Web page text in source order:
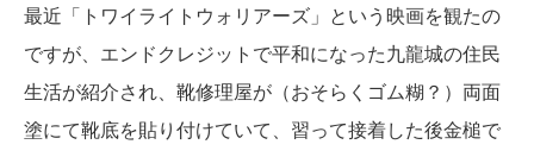
最近「トワイライトウォリアーズ」という映画を観たの
ですが、エンドクレジットで平和になった九龍城の住民
生活が紹介され、靴修理屋が（おそらくゴム糊？）両面
塗にて靴底を貼り付けていて、習って接着した後金槌で